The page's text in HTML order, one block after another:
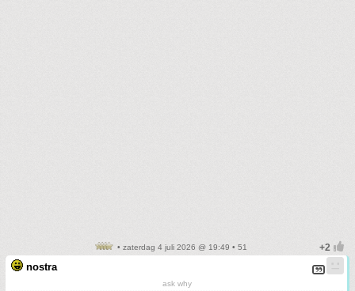
• zaterdag 4 juli 2026 @ 19:49 • 51
nostra
ask why